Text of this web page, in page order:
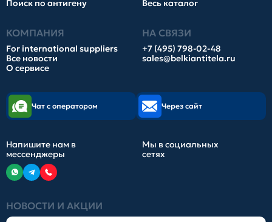
Поиск по антигену
Весь каталог
КОМПАНИЯ
For international suppliers
Все новости
О сервисе
НА СВЯЗИ
+7 (495) 798-02-48
sales@belkiantitela.ru
НОВОСТИ И АКЦИИ
Чат с оператором Через сайт
Напишите нам в
мессенджеры
Мы в социальных
сетях